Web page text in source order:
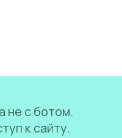
не с ботом.
к сайту.